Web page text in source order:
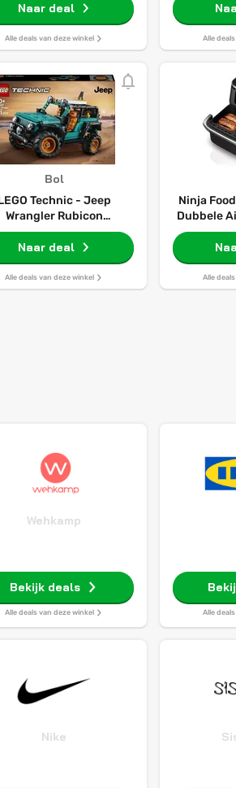
Naar deal
Alle deals van deze winkel Alle
Bol
Technic - Jeep
Wrangler Rubicon
Speelgoed
voor Kinderen -
42227
Naar deal
Alle deals van deze winkel
Ninja
Dubbele
Liter -
Één
Alle
Wehkamp
Bekijk deals
Alle deals van deze winkel Alle
Nike